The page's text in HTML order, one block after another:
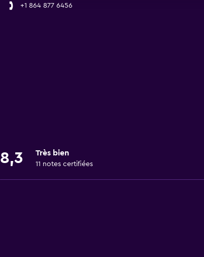
+1 864 877 6456
8,3 Très bien
11 notes certifiées